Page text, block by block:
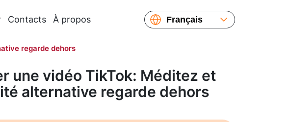
Contacts À propos
Français
Українська
繁體中文
regarde dehors
une vidéo TikTok: Méditez et
alternative regarde dehors